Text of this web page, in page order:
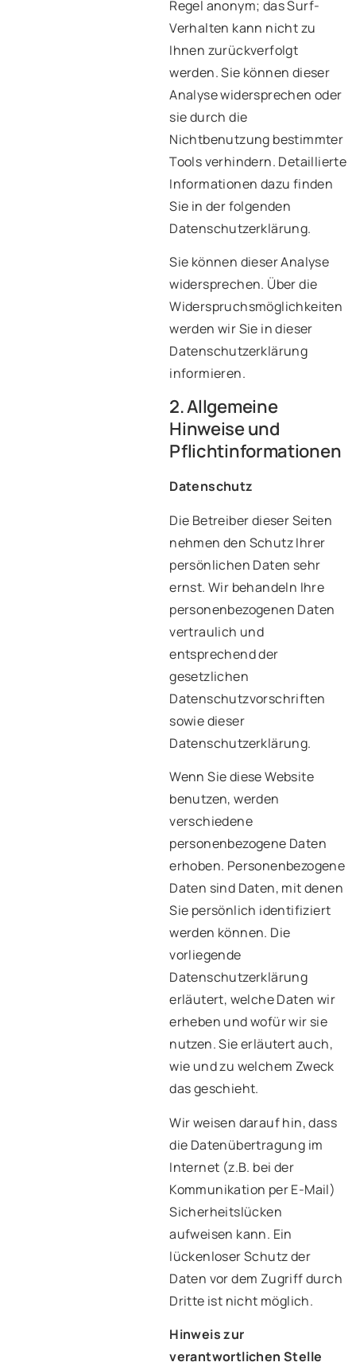
Regel anonym; das Surf-
Verhalten kann nicht zu
Ihnen zurückverfolgt
werden. Sie können dieser
Analyse widersprechen oder
sie durch die
Nichtbenutzung bestimmter
Tools verhindern. Detaillierte
Informationen dazu finden
Sie in der folgenden
Datenschutzerklärung.
Sie können dieser Analyse
widersprechen. Über die
Widerspruchsmöglichkeiten
werden wir Sie in dieser
Datenschutzerklärung
informieren.
2. Allgemeine
Hinweise und
Pflichtinformationen
Datenschutz
Die Betreiber dieser Seiten
nehmen den Schutz Ihrer
persönlichen Daten sehr
ernst. Wir behandeln Ihre
personenbezogenen Daten
vertraulich und
entsprechend der
gesetzlichen
Datenschutzvorschriften
sowie dieser
Datenschutzerklärung.
Wenn Sie diese Website
benutzen, werden
verschiedene
personenbezogene Daten
erhoben. Personenbezogene
Daten sind Daten, mit denen
Sie persönlich identifiziert
werden können. Die
vorliegende
Datenschutzerklärung
erläutert, welche Daten wir
erheben und wofür wir sie
nutzen. Sie erläutert auch,
wie und zu welchem Zweck
das geschieht.
Wir weisen darauf hin, dass
die Datenübertragung im
Internet (z.B. bei der
Kommunikation per E-Mail)
Sicherheitslücken
aufweisen kann. Ein
lückenloser Schutz der
Daten vor dem Zugriff durch
Dritte ist nicht möglich.
Hinweis zur
verantwortlichen Stelle